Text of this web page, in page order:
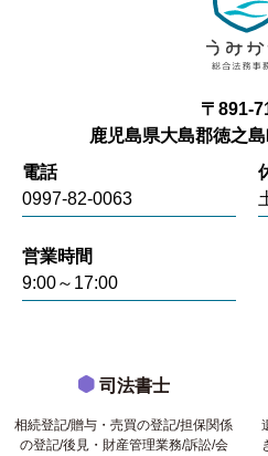
〒891-
鹿児島県大島郡徳之
電話
0997-82-0063
営業時間
9:00～17:00
司法書士
相続登記/贈与・売買の登記/担保関係
の登記/後見・財産管理業務/訴訟/会